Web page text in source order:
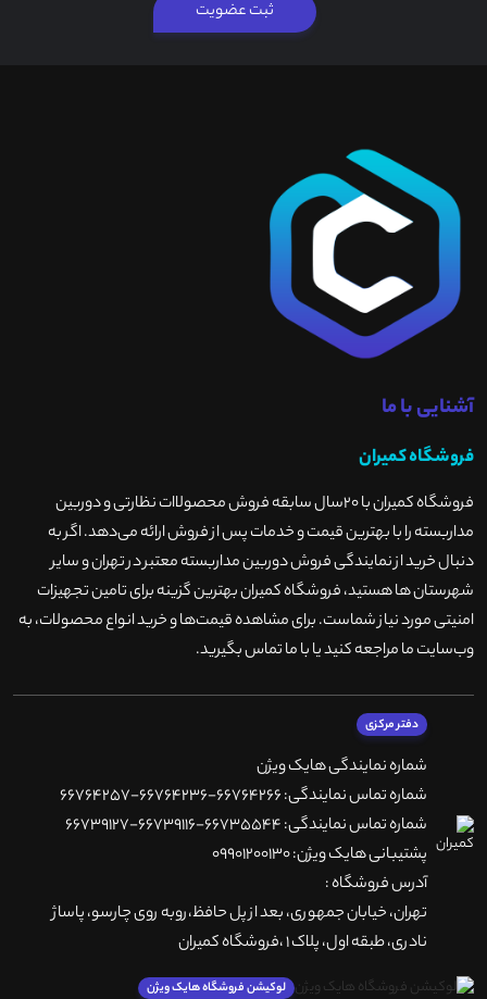
ثبت عضویت
آشنایی با ما
فروشگاه کمیران
فروشگاه کمیران با ۲۰سال سابقه فروش محصولاات نظارتی و دوربین
مداربسته را با بهترین قیمت و خدمات پس از فروش ارائه می‌دهد. اگر به
دنبال خرید از نمایندگی فروش دوربین مداربسته معتبر در تهران و سایر
شهرستان ها هستید، فروشگاه کمیران بهترین گزینه برای تامین تجهیزات
امنیتی مورد نیاز شماست. برای مشاهده قیمت‌ها و خرید انواع محصولات، به
وب‌سایت ما مراجعه کنید یا با ما تماس بگیرید.
دفتر مرکزی
شماره نمایندگی هایک ویژن
شماره تماس نمایندگی: 66764266-66764236-66764257
شماره تماس نمایندگی: 66735544-66739116-66739127
پشتیبانی هایک ویژن: 09901200130
آدرس فروشگاه :
تهران، خيابان جمهوری، بعد از پل حافظ،روبه روی چارسو، پاساژ
نادری، طبقه اول، پلاک 1 ،فروشگاه کمیران
لوکیشن فروشگاه هایک ویژن